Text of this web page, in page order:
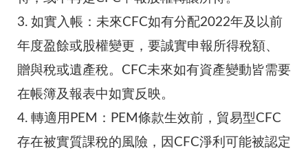
3. 如實入帳：未來CFC如有分配2022年及以前
年度盈餘或股權變更，要誠實申報所得稅額、
贈與稅或遺產稅。CFC未來如有資產變動皆需要
在帳簿及報表中如實反映。
4. 轉適用PEM：PEM條款生效前，貿易型CFC
存在被實質課稅的風險，因CFC淨利可能被認定